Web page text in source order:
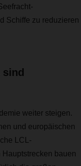
Schiffe zu reduzieren
sind
weiter steigen.
und europäischen
LCL-
bauen